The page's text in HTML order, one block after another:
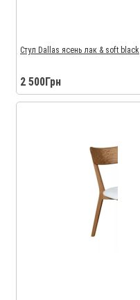
Стул Dallas ясень лак & soft black
2 500Грн